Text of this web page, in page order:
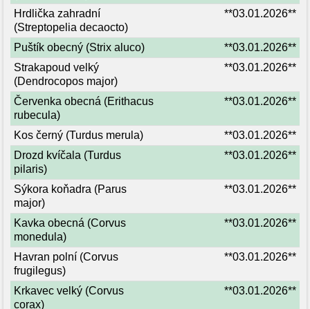
Hrdlička zahradní
(Streptopelia decaocto)
**03.01.2026**
Puštík obecný (Strix aluco)
**03.01.2026**
Strakapoud velký
(Dendrocopos major)
**03.01.2026**
Červenka obecná (Erithacus
rubecula)
**03.01.2026**
Kos černý (Turdus merula)
**03.01.2026**
Drozd kvíčala (Turdus
pilaris)
**03.01.2026**
Sýkora koňadra (Parus
major)
**03.01.2026**
Kavka obecná (Corvus
monedula)
**03.01.2026**
Havran polní (Corvus
frugilegus)
**03.01.2026**
Krkavec velký (Corvus
corax)
**03.01.2026**